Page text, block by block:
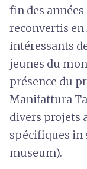
fin des années
reconvertis en
intéressants
jeunes du
présence du
Manifattura
divers projets
spécifiques in
museum).